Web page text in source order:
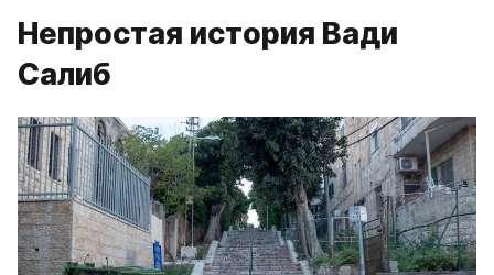
Непростая история Вади
Салиб